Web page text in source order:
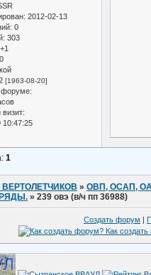
: 2012-02-13
0
303
+1
[1963-08-20]
форуме:
10:47:25
1
»ОВП, ОСАП,
»239 овэ (в/ч пп 36988)
Создать форум |